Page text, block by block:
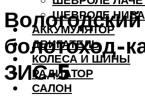
ШЕВРОЛЕ НИВА
АККУМУЛЯТОР
ДВИГАТЕЛЬ
КОЛЕСА И ШИНЫ
РАДИАТОР
САЛОН
Вологодский
болотоход-
ЗИС-5